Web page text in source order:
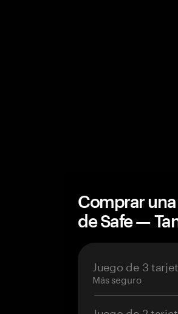
Comprar
de Safe —
Juego de 3
Más seguro